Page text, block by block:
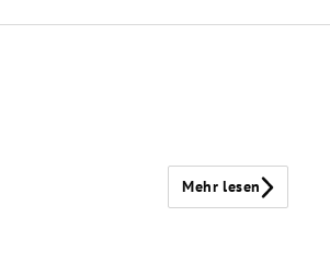
Mehr lesen